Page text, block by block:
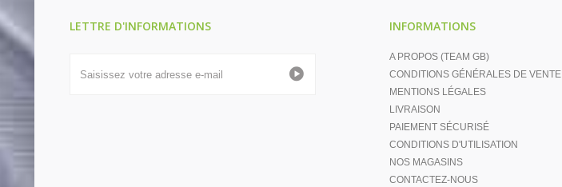
LETTRE D'INFORMATIONS INFORMATIONS
A PROPOS (TEAM GB)
CONDITIONS GÉNÉRALES DE VENTE
MENTIONS LÉGALES
LIVRAISON
PAIEMENT SÉCURISÉ
CONDITIONS D'UTILISATION
NOS MAGASINS
CONTACTEZ-NOUS